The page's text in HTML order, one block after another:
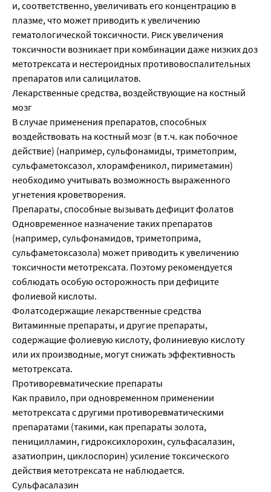
и, соответственно, увеличивать его концентрацию в
плазме, что может приводить к увеличению
гематологической токсичности. Риск увеличения
токсичности возникает при комбинации даже низких доз
метотрексата и нестероидных противовоспалительных
препаратов или салицилатов.
Лекарственные средства, воздействующие на костный
мозг
В случае применения препаратов, способных
воздействовать на костный мозг (в т.ч. как побочное
действие) (например, сульфонамиды, триметоприм,
сульфаметоксазол, хлорамфеникол, пириметамин)
необходимо учитывать возможность выраженного
угнетения кроветворения.
Препараты, способные вызывать дефицит фолатов
Одновременное назначение таких препаратов
(например, сульфонамидов, триметоприма,
сульфаметоксазола) может приводить к увеличению
токсичности метотрексата. Поэтому рекомендуется
соблюдать особую осторожность при дефиците
фолиевой кислоты.
Фолатсодержащие лекарственные средства
Витаминные препараты, и другие препараты,
содержащие фолиевую кислоту, фолиниевую кислоту
или их производные, могут снижать эффективность
метотрексата.
Противоревматические препараты
Как правило, при одновременном применении
метотрексата с другими противоревматическими
препаратами (такими, как препараты золота,
пеницилламин, гидроксихлорохин, сульфасалазин,
азатиоприн, циклоспорин) усиление токсического
действия метотрексата не наблюдается.
Сульфасалазин